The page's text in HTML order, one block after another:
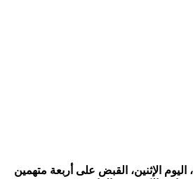
اليوم الإثنين، القبض على أربعة متهمين